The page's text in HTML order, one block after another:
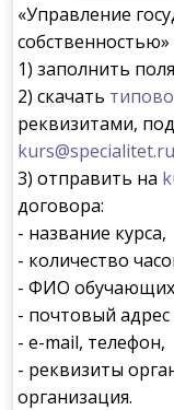
«Управление
собственностью»
1) заполнить
2) скачать
реквизитами,
kurs@specialitet.ru
3) отправить на
договора:
- название курса,
- количество
- ФИО
- почтовый адрес
- e-mail, телефон,
- реквизиты
организация.